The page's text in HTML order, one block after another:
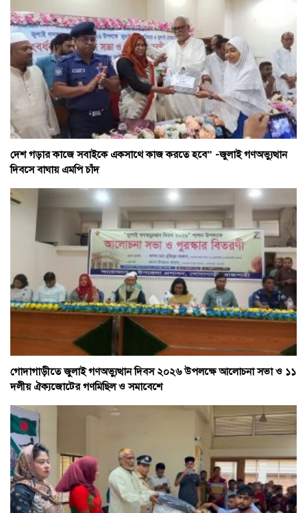
দেশ গড়ার কাজে সবাইকে একসাথে কাজ করতে হবে” -জুলাই গণঅভ্যুত্থান
দিবসে বাঘায় এমপি চাঁদ
গোদাগাড়ীতে জুলাই গণঅভ্যুত্থান দিবস ২০২৬ উপলক্ষে আলোচনা সভা ও ১১
দলীয় ঐক্যজোটের গণমিছিল ও সমাবেশে